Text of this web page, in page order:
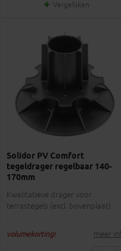
Vergelijken
Solidor PV Comfort
tegeldrager regelbaar 140-
170mm
Kwalitatieve drager voor
terrastegels (excl. bovenplaat)
volumekorting! meer